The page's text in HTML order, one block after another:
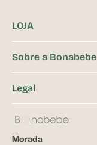
LOJA
Sobre a Bonabebe
Legal
Morada